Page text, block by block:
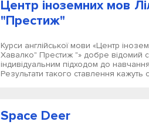
Центр іноземних мов
"Престиж"
Курси англійської мови «Центр
Хавалко" Престиж "» добре відомий
індивідуальним підходом до
Результати такого ставлення кажуть
Space Deer